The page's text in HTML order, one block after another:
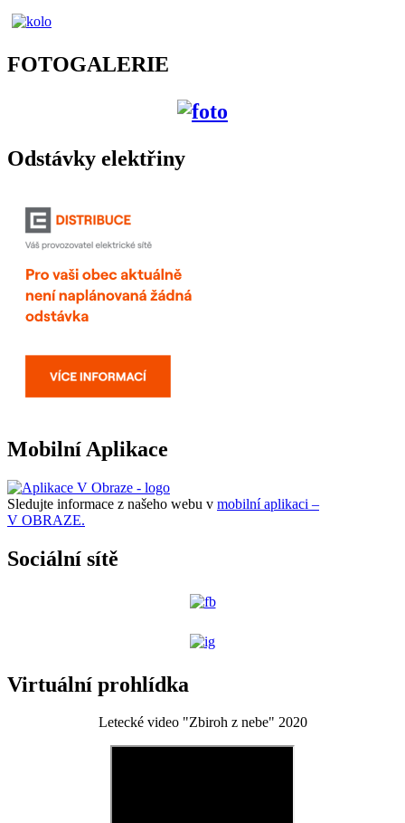
FOTOGALERIE
Odstávky elektřiny
Mobilní Aplikace
Sledujte informace z našeho webu v mobilní aplikaci –
V OBRAZE.
Sociální sítě
Virtuální prohlídka
Letecké video "Zbiroh z nebe" 2020